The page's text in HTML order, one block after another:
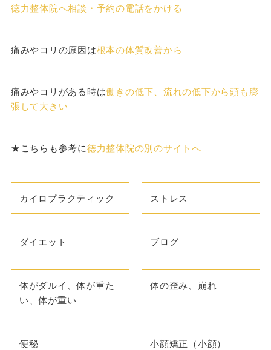
徳力整体院へ相談・予約の電話をかける
痛みやコリの原因は根本の体質改善から
痛みやコリがある時は働きの低下、流れの低下から頭も膨
張して大きい
★こちらも参考に徳力整体院の別のサイトへ
カイロプラクティック ストレス
ダイエット ブログ
体がダルイ、体が重た
い、体が重い
体の歪み、崩れ
便秘 小顔矯正（小顔）